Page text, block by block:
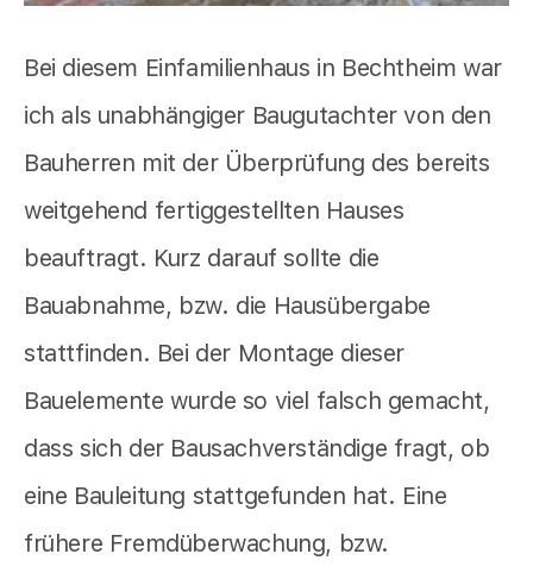
Bei diesem Einfamilienhaus in Bechtheim war
ich als unabhängiger Baugutachter von den
Bauherren mit der Überprüfung des bereits
weitgehend fertiggestellten Hauses
beauftragt. Kurz darauf sollte die
Bauabnahme, bzw. die Hausübergabe
stattfinden. Bei der Montage dieser
Bauelemente wurde so viel falsch gemacht,
dass sich der Bausachverständige fragt, ob
eine Bauleitung stattgefunden hat. Eine
frühere Fremdüberwachung, bzw.